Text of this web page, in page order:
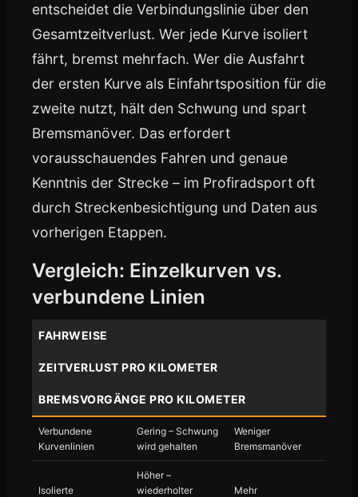
entscheidet die Verbindungslinie über den
Gesamtzeitverlust. Wer jede Kurve isoliert
fährt, bremst mehrfach. Wer die Ausfahrt
der ersten Kurve als Einfahrtsposition für die
zweite nutzt, hält den Schwung und spart
Bremsmanöver. Das erfordert
vorausschauendes Fahren und genaue
Kenntnis der Strecke – im Profiradsport oft
durch Streckenbesichtigung und Daten aus
vorherigen Etappen.
Vergleich: Einzelkurven vs.
verbundene Linien
FAHRWEISE
ZEITVERLUST PRO KILOMETER
BREMSVORGÄNGE PRO KILOMETER
Verbundene
Kurvenlinien
Gering – Schwung
wird gehalten
Weniger
Bremsmanöver
Isolierte
Höher –
wiederholter
Mehr